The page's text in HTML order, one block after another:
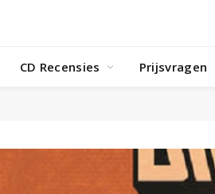
CD Recensies Prijsvragen